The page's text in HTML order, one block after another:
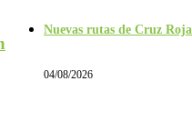
Nuevas rutas de Cruz
04/08/2026